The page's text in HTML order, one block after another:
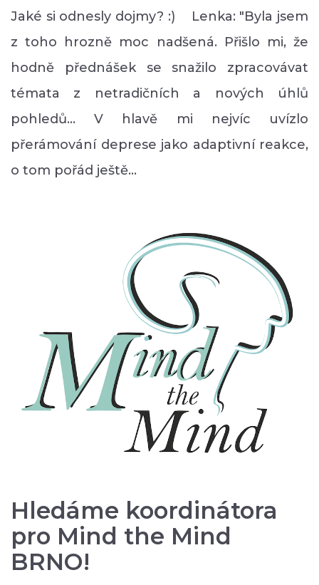
Jaké si odnesly dojmy? :) Lenka: "Byla jsem
z toho hrozně moc nadšená. Přišlo mi, že
hodně přednášek se snažilo zpracovávat
témata z netradičních a nových úhlů
pohledů... V hlavě mi nejvíc uvízlo
přerámování deprese jako adaptivní reakce,
o tom pořád ještě…
Hledáme koordinátora
pro Mind the Mind
BRNO!